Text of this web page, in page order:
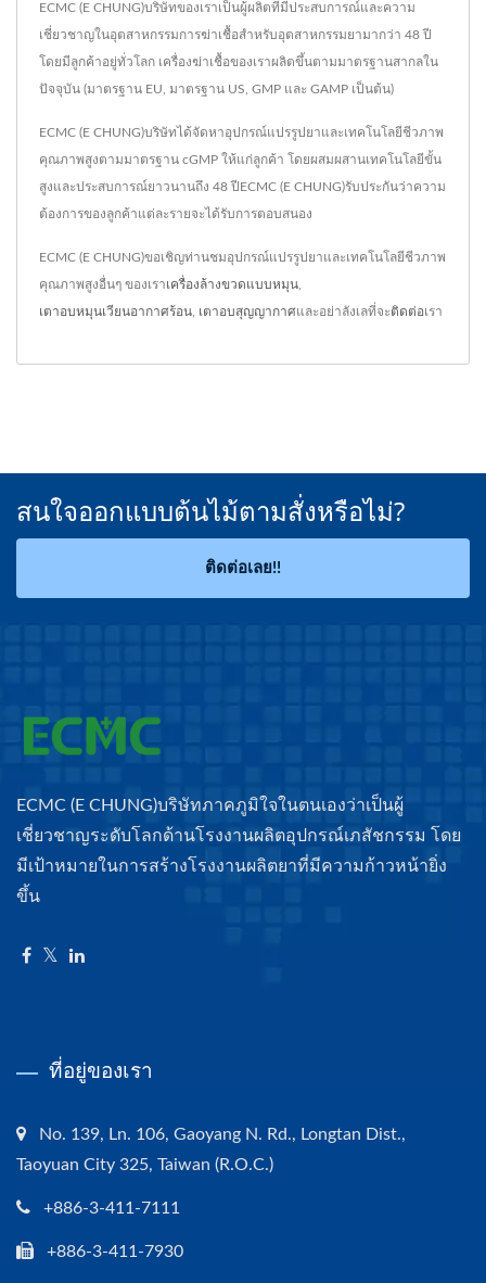
ECMC (E CHUNG)บริษัทของเราเป็นผู้ผลิตที่มีประสบการณ์และความ
เชี่ยวชาญในอุตสาหกรรมการฆ่าเชื้อสำหรับอุตสาหกรรมยามากว่า 48 ปี
โดยมีลูกค้าอยู่ทั่วโลก เครื่องฆ่าเชื้อของเราผลิตขึ้นตามมาตรฐานสากลใน
ปัจจุบัน (มาตรฐาน EU, มาตรฐาน US, GMP และ GAMP เป็นต้น)
ECMC (E CHUNG)บริษัทได้จัดหาอุปกรณ์แปรรูปยาและเทคโนโลยีชีวภาพ
คุณภาพสูงตามมาตรฐาน cGMP ให้แก่ลูกค้า โดยผสมผสานเทคโนโลยีขั้น
สูงและประสบการณ์ยาวนานถึง 48 ปีECMC (E CHUNG)รับประกันว่าความ
ต้องการของลูกค้าแต่ละรายจะได้รับการตอบสนอง
ECMC (E CHUNG)ขอเชิญท่านชมอุปกรณ์แปรรูปยาและเทคโนโลยีชีวภาพ
คุณภาพสูงอื่นๆ ของเราเครื่องล้างขวดแบบหมุน
เตาอบหมุนเวียนอากาศร้อน เตาอบสุญญากาศและอย่าลังเลที่จะติดต่อเรา
สนใจออกแบบต้นไม้ตามสั่งหรือไม่?
ติดต่อเลย!!
ECMC (E CHUNG)บริษัทภาคภูมิใจในตนเองว่าเป็นผู้
เชี่ยวชาญระดับโลกด้านโรงงานผลิตอุปกรณ์เภสัชกรรม โดย
มีเป้าหมายในการสร้างโรงงานผลิตยาที่มีความก้าวหน้ายิ่ง
ขึ้น
ที่อยู่ของเรา
No. 139, Ln. 106, Gaoyang N. Rd., Longtan Dist.,
Taoyuan City 325, Taiwan (R.O.C.)
+886-3-411-7111
+886-3-411-7930